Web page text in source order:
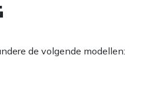
de volgende modellen: